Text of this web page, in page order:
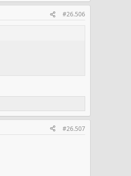
#26.506
#26.507